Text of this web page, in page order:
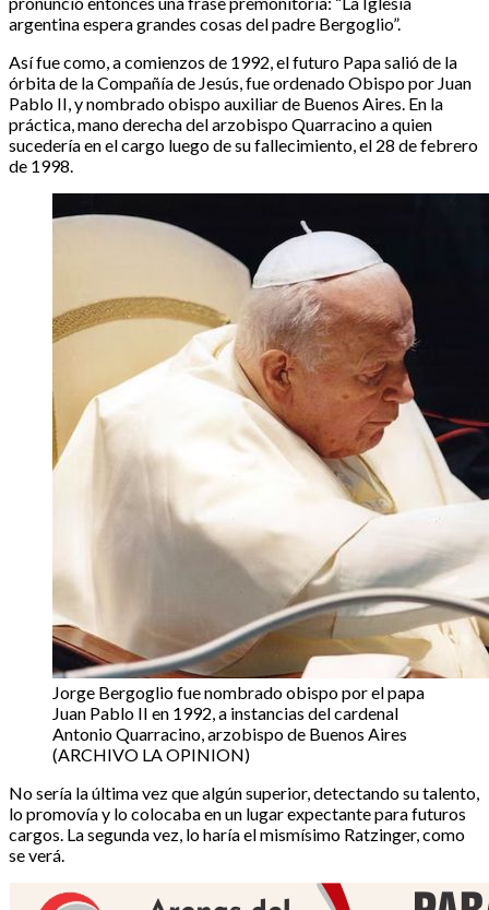
argentina espera grandes cosas del padre Bergoglio”.
Así fue como, a comienzos de 1992, el futuro Papa salió de la
órbita de la Compañía de Jesús, fue ordenado Obispo por Juan
Pablo II, y nombrado obispo auxiliar de Buenos Aires. En la
práctica, mano derecha del arzobispo Quarracino a quien
sucedería en el cargo luego de su fallecimiento, el 28 de febrero
de 1998.
Jorge Bergoglio fue nombrado obispo por el papa
Juan Pablo II en 1992, a instancias del cardenal
Antonio Quarracino, arzobispo de Buenos Aires
(ARCHIVO LA OPINION)
No sería la última vez que algún superior, detectando su talento,
lo promovía y lo colocaba en un lugar expectante para futuros
cargos. La segunda vez, lo haría el mismísimo Ratzinger, como
se verá.